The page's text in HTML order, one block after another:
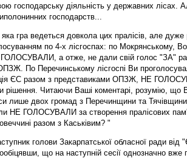
господарську діяльність у державних лісах.
господарств...
гра ведеться довкола цих пралісів, але дуже
по 4-х лісгоспах: по Мокрянському,
а отже, не дали свій голос "ЗА"
По Перечинському лісгоспі Ви
ЄС разом з представиками ОПЗЖ, НЕ
рішення. Читаючи Ваші коментарі, розумію, що
лише двох громад з Перечинщини та
НЕ ГОЛОСУВАЛИ за створення пралісових
разом з Каськівим? "
голови Закарпатської обласної ради
що на наступній сесії однозначно вже